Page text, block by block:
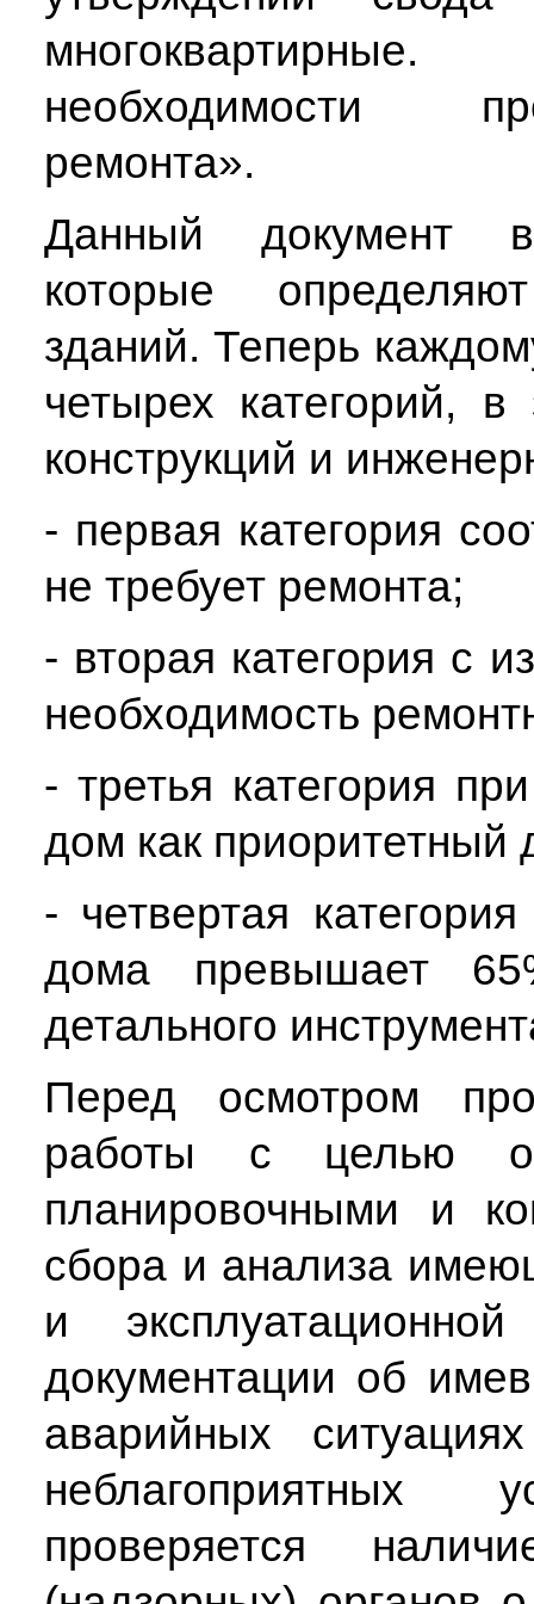
необходимости
ремонта».
Данный документ
которые
зданий. Теперь
четырех категорий,
конструкций и
- первая категория
не требует ремонта;
- вторая категория с
необходимость
- третья категория
дом как приоритетный
- четвертая
дома превышает
детального
Перед осмотром
работы с целью
планировочными и
сбора и анализа
и
документации об
аварийных
проверяется